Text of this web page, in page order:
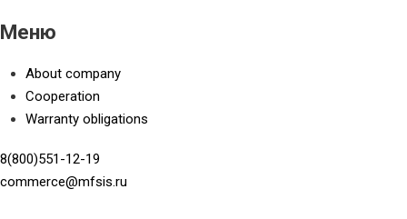
Меню
About company
Cooperation
Warranty obligations
8(800)551-12-19
commerce@mfsis.ru